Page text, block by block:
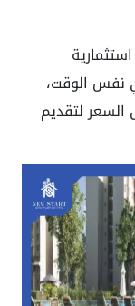
نفس الوقت،
السعر لتقديم